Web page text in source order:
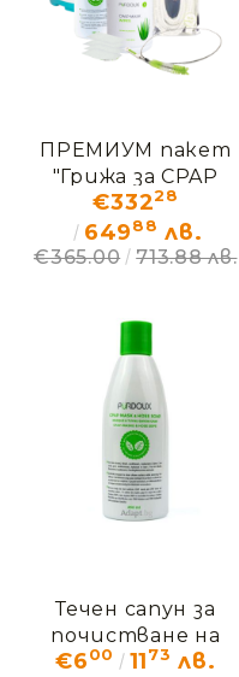
ПРЕМИУМ пакет
"Грижа за CPAP
Оборудване"
€33228
64988 лв.
€365.00 713.88 лв.
Течен сапун за
почистване на
CPAP маска и
€600 1173 лв.